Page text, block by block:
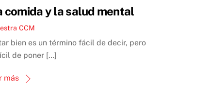
comida y la salud mental
CCM
bien es un término fácil de decir, pero
de poner […]
más